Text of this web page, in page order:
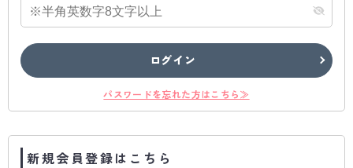
ログイン
パスワードを忘れた方はこちら≫
新規会員登録はこちら